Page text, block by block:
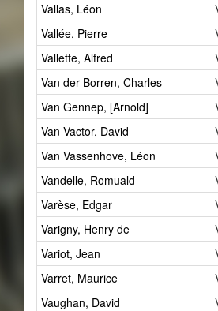
Vallas, Léon
Vallée, Pierre
Vallette, Alfred
Van der Borren, Charles
Van Gennep, [Arnold]
Van Vactor, David
Van Vassenhove, Léon
Vandelle, Romuald
Varèse, Edgar
Varigny, Henry de
Variot, Jean
Varret, Maurice
Vaughan, David